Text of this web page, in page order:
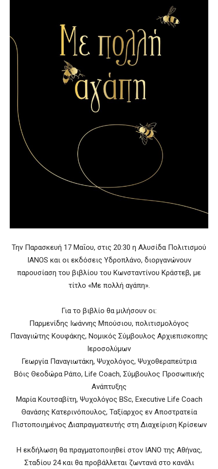
Την Παρασκευή 17 Μαΐου, στις 20:30 η Αλυσίδα Πολιτισμού
IANOS και οι εκδόσεις Υδροπλάνο, διοργανώνουν
παρουσίαση του βιβλίου του Κωνσταντίνου Κράστεβ, με
τίτλο «Με πολλή αγάπη».
Για το βιβλίο θα μιλήσουν οι:
Παρμενίδης Ιωάννης Μπούσιου, πολιτισμολόγος
Παναγιώτης Κουφάκης, Νομικός Σύμβουλος Αρχιεπισκοπης
Ιεροσολύμων
Γεωργία Παναγιωτάκη, Ψυχολόγος, Ψυχοθεραπεύτρια
Βόις Θεοδώρα Ράπο, Life Coach, Σύμβουλος Προσωπικής
Ανάπτυξης
Μαρία Κουτσαβίτη, Ψυχολόγος BSc, Executive Life Coach
Θανάσης Κατερινόπουλος, Ταξίαρχος εν Αποστρατεία
Πιστοποιημένος Διαπραγματευτής στη Διαχείριση Κρίσεων
Η εκδήλωση θα πραγματοποιηθεί στον ΙΑΝΟ της Αθήνας,
Σταδίου 24 και θα προβάλλεται ζωντανά στο κανάλι